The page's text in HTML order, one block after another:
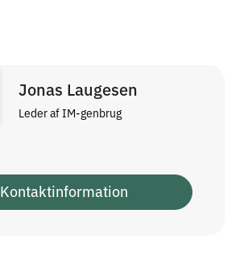
Jonas Laugesen
Leder af IM-genbrug
Kontaktinformation